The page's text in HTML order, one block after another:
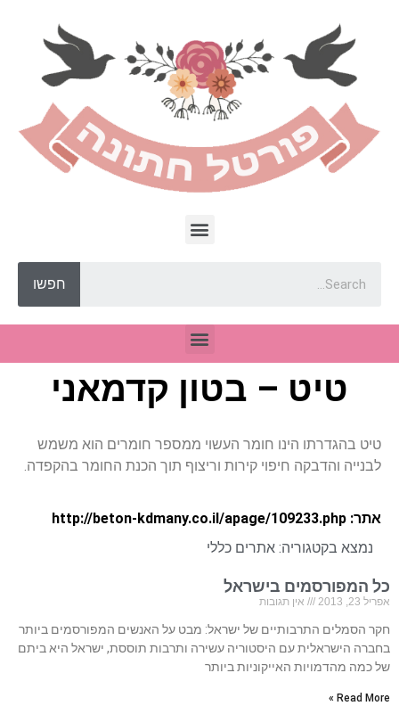
חפשו
טיט – בטון קדמאני
טיט בהגדרתו הינו חומר העשוי ממספר חומרים הוא משמש
לבנייה והדבקה חיפוי קירות וריצוף תוך הכנת החומר בהקפדה.
אתר: http://beton-kdmany.co.il/apage/109233.php
נמצא בקטגוריה: אתרים כללי
כל המפורסמים בישראל
אפריל 23, 2013 אין תגובות
חקר הסמלים התרבותיים של ישראל: מבט על האנשים המפורסמים ביותר
בחברה הישראלית עם היסטוריה עשירה ותרבות תוססת, ישראל היא ביתם
של כמה מהדמויות האייקוניות ביותר
Read More »